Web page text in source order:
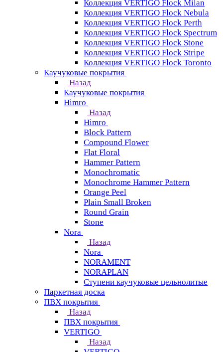
Коллекция VERTIGO Flock Milan
Коллекция VERTIGO Flock Nebula
Коллекция VERTIGO Flock Perth
Коллекция VERTIGO Flock Spectrum
Коллекция VERTIGO Flock Stone
Коллекция VERTIGO Flock Stripe
Коллекция VERTIGO Flock Toronto
Каучуковые покрытия
Назад
Каучуковые покрытия
Himro
Назад
Himro
Block Pattern
Compound Flower
Flat Floral
Hammer Pattern
Monochromatic
Monochrome Hammer Pattern
Orange Peel
Plain Small Broken
Round Grain
Stone
Nora
Назад
Nora
NORAMENT
NORAPLAN
Ступени каучуковые цельнолитые
Паркетная доска
ПВХ покрытия
Назад
ПВХ покрытия
VERTIGO
Назад